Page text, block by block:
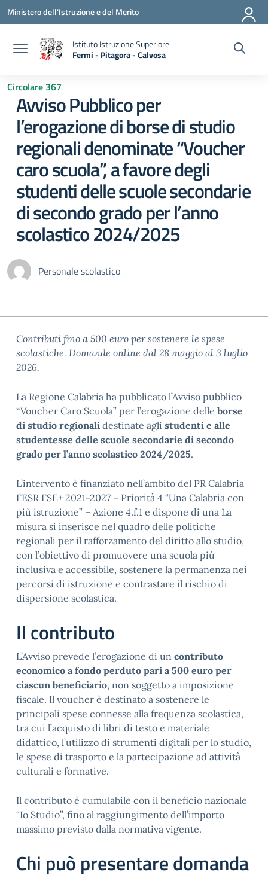
Vai ai contenuti
Vai al menu di navigazione
Vai al footer
Ministero dell'Istruzione e del Merito
Istituto Istruzione Superiore
Fermi - Pitagora - Calvosa
— Visita la pagina iniziale della scuola
Circolare 367
Avviso Pubblico per
l’erogazione di borse di studio
regionali denominate “Voucher
caro scuola”, a favore degli
studenti delle scuole secondarie
di secondo grado per l’anno
scolastico 2024/2025
Personale scolastico
Contributi fino a 500 euro per sostenere le spese
scolastiche. Domande online dal 28 maggio al 3 luglio
2026.
La Regione Calabria ha pubblicato l’Avviso pubblico
“Voucher Caro Scuola” per l’erogazione delle borse
di studio regionali destinate agli studenti e alle
studentesse delle scuole secondarie di secondo
grado per l’anno scolastico 2024/2025.
L’intervento è finanziato nell’ambito del PR Calabria
FESR FSE+ 2021-2027 – Priorità 4 “Una Calabria con
più istruzione” – Azione 4.f.1 e dispone di una La
misura si inserisce nel quadro delle politiche
regionali per il rafforzamento del diritto allo studio,
con l’obiettivo di promuovere una scuola più
inclusiva e accessibile, sostenere la permanenza nei
percorsi di istruzione e contrastare il rischio di
dispersione scolastica.
Il contributo
L’Avviso prevede l’erogazione di un contributo
economico a fondo perduto pari a 500 euro per
ciascun beneficiario, non soggetto a imposizione
fiscale. Il voucher è destinato a sostenere le
principali spese connesse alla frequenza scolastica,
tra cui l’acquisto di libri di testo e materiale
didattico, l’utilizzo di strumenti digitali per lo studio,
le spese di trasporto e la partecipazione ad attività
culturali e formative.
Il contributo è cumulabile con il beneficio nazionale
“Io Studio”, fino al raggiungimento dell’importo
massimo previsto dalla normativa vigente.
Chi può presentare domanda